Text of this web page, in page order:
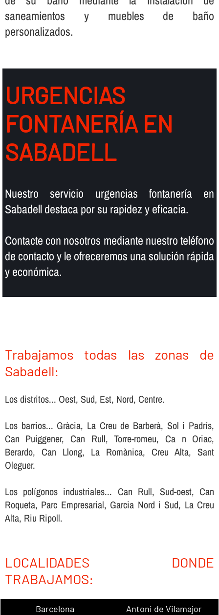
saneamientos y muebles de baño
personalizados.
URGENCIAS
FONTANERÍ­A EN
SABADELL
Nuestro servicio urgencias fontanerí­a en
Sabadell destaca por su rapidez y eficacia.
Contacte con nosotros mediante nuestro teléfono
de contacto y le ofreceremos una solución rápida
y económica.
Trabajamos todas las zonas de
Sabadell:
Los distritos... Oest, Sud, Est, Nord, Centre.
Los barrios... Gràcia, La Creu de Barberà, Sol i Padrís,
Can Puiggener, Can Rull, Torre-romeu, Ca n Oriac,
Berardo, Can Llong, La Romànica, Creu Alta, Sant
Oleguer.
Los polígonos industriales... Can Rull, Sud-oest, Can
Roqueta, Parc Empresarial, Garcia Nord i Sud, La Creu
Alta, Riu Ripoll.
LOCALIDADES DONDE
TRABAJAMOS:
Barcelona
Antoni de Vilamajor